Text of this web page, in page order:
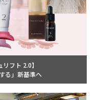
フト 2.0】
る」新基準へ